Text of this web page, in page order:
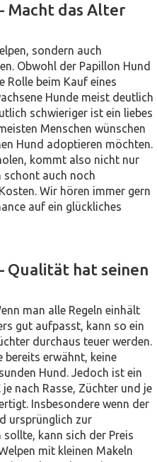
Macht das Alter
sondern auch
Obwohl der Papillon Hund
Rolle beim Kauf eines
Hunde meist deutlich
schwieriger ist ein liebes
Menschen wünschen
Hund adoptieren möchten.
kommt also nicht nur
schont auch noch
Wir hören immer gern
auf ein glückliches
Qualität hat seinen
man alle Regeln einhält
gut aufpasst, kann so ein
durchaus teuer werden.
bereits erwähnt, keine
Hund. Jedoch ist ein
nach Rasse, Züchter und je
Insbesondere wenn der
ursprünglich zur
kann sich der Preis
mit kleinen Makeln